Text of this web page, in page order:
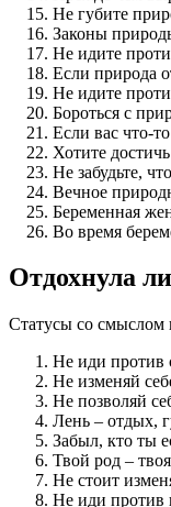
Не губите
Законы
Не идите
Если природа
Не идите
Бороться с
Если вас что-
Хотите
Не забудьте,
Вечное
Беременная
Во время
Отдохнула
Статусы со смыслом
Не иди против
Не изменяй
Не позволяй
Лень – отдых,
Забыл, кто ты
Твой род –
Не стоит
Не иди против